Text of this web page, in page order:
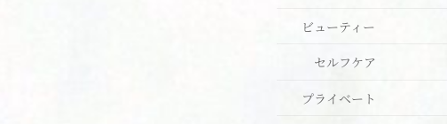
ビューティー
セルフケア
プライベート